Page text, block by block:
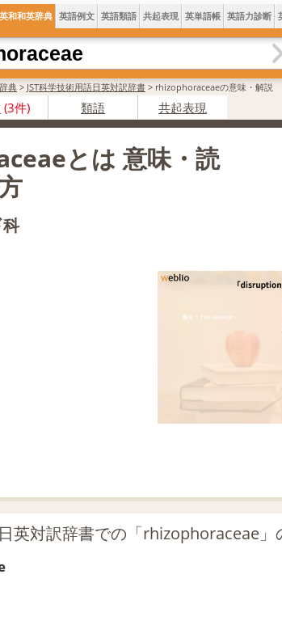
英和和英辞典 英語例文 英語類語 共起表現 英単語帳 英語力診断
典 > JST科学技術用語日英対訳辞書 > rhizophoraceaeの意味・解説
(3件) 類語 共起表現
とは 意味・読
英対訳辞書での「rhizophoraceae」